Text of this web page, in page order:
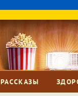
РАССКАЗЫ